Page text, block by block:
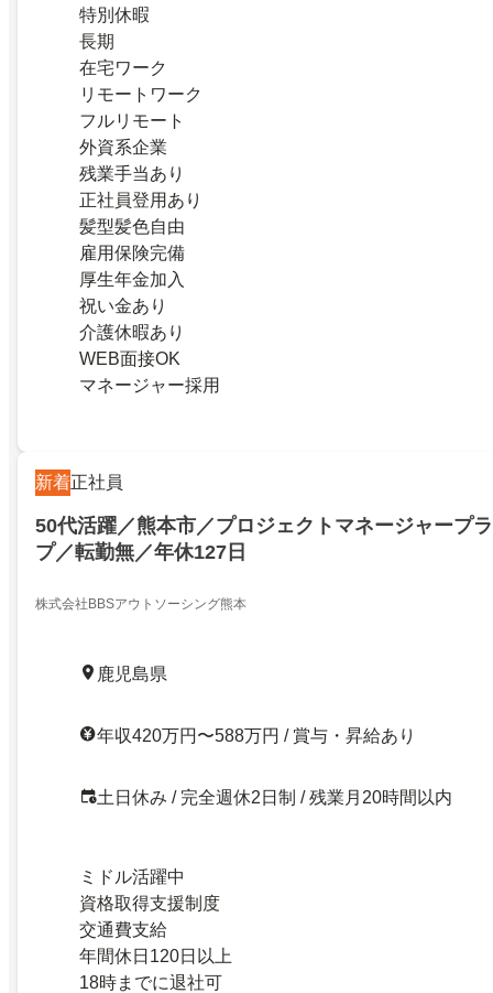
特別休暇
長期
在宅ワーク
リモートワーク
フルリモート
外資系企業
残業手当あり
正社員登用あり
髪型髪色自由
雇用保険完備
厚生年金加入
祝い金あり
介護休暇あり
WEB面接OK
マネージャー採用
新着正社員
50代活躍／熊本市／プロジェクトマネージャープ
プ／転勤無／年休127日
株式会社BBSアウトソーシング熊本
鹿児島県
年収420万円〜588万円 / 賞与・昇給あり
土日休み / 完全週休2日制 / 残業月20時間以内
ミドル活躍中
資格取得支援制度
交通費支給
年間休日120日以上
18時までに退社可